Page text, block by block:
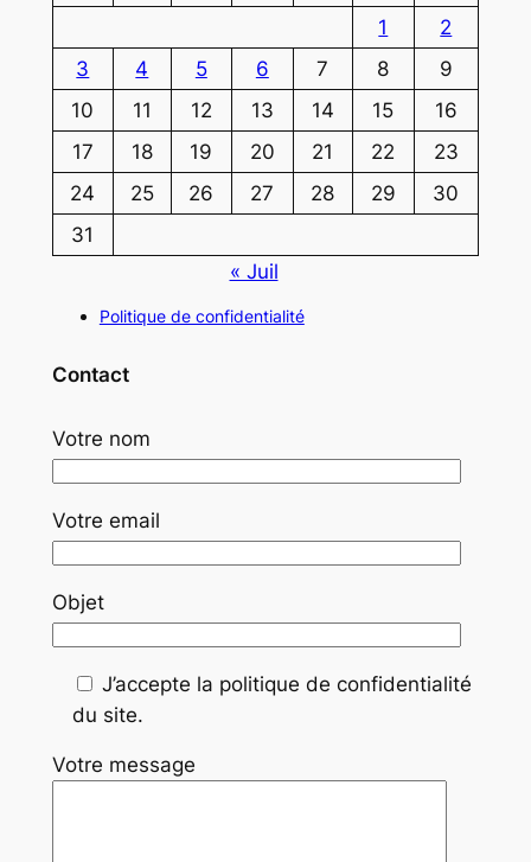
1
2
3
4 5 6 7 8
9
10
11 12 13 14 15
16
17
18 19 20 21 22
23
24
25 26 27 28 29
30
31
« Juil
Politique de confidentialité
Contact
Votre nom
Votre email
Objet
J’accepte la politique de confidentialité
du site.
Votre message